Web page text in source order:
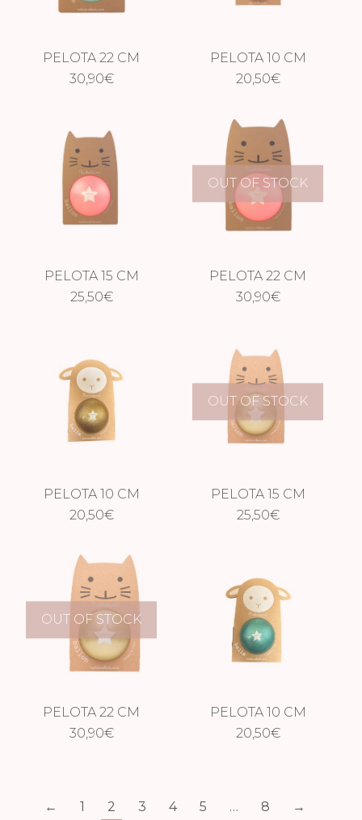
PELOTA 22 CM
GLITTER AZUL
30,90€
PELOTA 10 CM
GLITTER ROSA
20,50€
PELOTA 15 CM
GLITTER ROSA
25,50€
OUT OF STOCK
PELOTA 22 CM
GLITTER ROSA
30,90€
PELOTA 10 CM
GLITTER DORADA
20,50€
OUT OF STOCK
PELOTA 15 CM
GLITTER DORADA
25,50€
OUT OF STOCK
PELOTA 22 CM
GLITTER DORADA
30,90€
PELOTA 10 CM
GLITTER VERDE
20,50€
← 1 2 3 4 5 … 8 →